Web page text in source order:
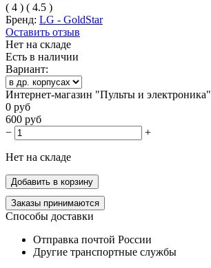
( 4 ) ( 4.5 )
Бренд: LG - GoldStar
Оставить отзыв
Нет на складе
Есть в наличии
Вариант:
Интернет-магазин "Пульты и электроника"
0 руб
600 руб
−
+
Нет на складе
Добавить в корзину
Заказы принимаются
Способы доставки
Отправка почтой России
Другие транспортные службы